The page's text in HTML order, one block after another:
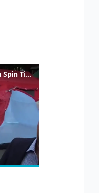
Gualtieri: "Responsabilità del Viminale su Spin Time? La posizione dei partiti è nota"